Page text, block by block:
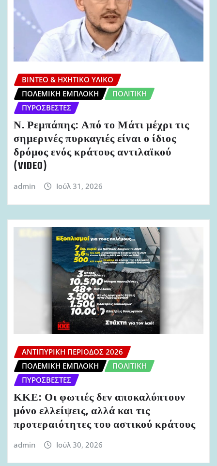
ΒΊΝΤΕΟ & ΗΧΗΤΙΚΌ ΥΛΙΚΌ
ΠΟΛΕΜΙΚΉ ΕΜΠΛΟΚΉ
ΠΟΛΙΤΙΚΉ
ΠΥΡΟΣΒΈΣΤΕΣ
Ν. Ρεμπάπης: Από το Μάτι μέχρι τις
σημερινές πυρκαγιές είναι ο ίδιος
δρόμος ενός κράτους αντιλαϊκού
(VIDEO)
admin Ιούλ 31, 2026
ΑΝΤΙΠΥΡΙΚΉ ΠΕΡΊΟΔΟΣ 2026
ΠΟΛΕΜΙΚΉ ΕΜΠΛΟΚΉ
ΠΟΛΙΤΙΚΉ
ΠΥΡΟΣΒΈΣΤΕΣ
ΚΚΕ: Οι φωτιές δεν αποκαλύπτουν
μόνο ελλείψεις, αλλά και τις
προτεραιότητες του αστικού κράτους
admin Ιούλ 30, 2026